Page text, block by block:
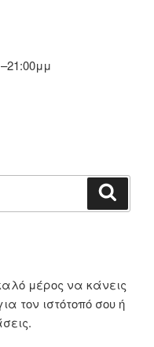
μέρος να κάνεις
τον ιστότοπό σου ή